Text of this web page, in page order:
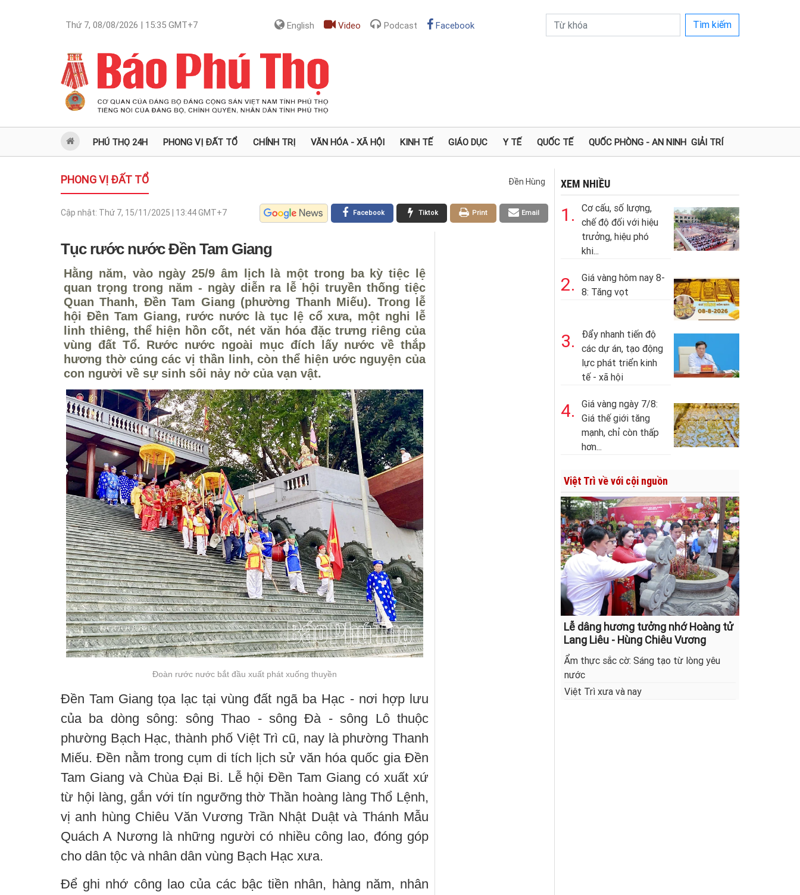
Thứ 7, 08/08/2026 | 15:35 GMT+7 English Video Podcast Facebook Tìm kiếm
PHÚ THỌ 24H PHONG VỊ ĐẤT TỔ CHÍNH TRỊ VĂN HÓA - XÃ HỘI KINH TẾ GIÁO DỤC Y TẾ QUỐC TẾ QUỐC PHÒNG - AN NINH GIẢI TRÍ
PHONG VỊ ĐẤT TỔ Đền Hùng
Cập nhật: Thứ 7, 15/11/2025 | 13:44GMT+7 Email
Print
Tiktok
Facebook
Tục rước nước Đền Tam Giang
Hằng năm, vào ngày 25/9 âm lịch là một trong ba kỳ tiệc lệ
quan trọng trong năm - ngày diễn ra lễ hội truyền thống tiệc
Quan Thanh, Đền Tam Giang (phường Thanh Miếu). Trong lễ
hội Đền Tam Giang, rước nước là tục lệ cổ xưa, một nghi lễ
linh thiêng, thể hiện hồn cốt, nét văn hóa đặc trưng riêng của
vùng đất Tổ. Rước nước ngoài mục đích lấy nước về thắp
hương thờ cúng các vị thần linh, còn thể hiện ước nguyện của
con người về sự sinh sôi nảy nở của vạn vật.
Đoàn rước nước bắt đầu xuất phát xuống thuyền
Đền Tam Giang tọa lạc tại vùng đất ngã ba Hạc - nơi hợp lưu
của ba dòng sông: sông Thao - sông Đà - sông Lô thuộc
phường Bạch Hạc, thành phố Việt Trì cũ, nay là phường Thanh
Miếu. Đền nằm trong cụm di tích lịch sử văn hóa quốc gia Đền
Tam Giang và Chùa Đại Bi. Lễ hội Đền Tam Giang có xuất xứ
từ hội làng, gắn với tín ngưỡng thờ Thần hoàng làng Thổ Lệnh,
vị anh hùng Chiêu Văn Vương Trần Nhật Duật và Thánh Mẫu
Quách A Nương là những người có nhiều công lao, đóng góp
cho dân tộc và nhân dân vùng Bạch Hạc xưa.
Để ghi nhớ công lao của các bậc tiền nhân, hàng năm, nhân
XEM NHIỀU
1.
Cơ cấu, số lượng,
chế độ đối với hiệu
trưởng, hiệu phó
khi...
2.
Giá vàng hôm nay 8-
8: Tăng vọt
3.
Đẩy nhanh tiến độ
các dự án, tạo động
lực phát triển kinh
tế - xã hội
4.
Giá vàng ngày 7/8:
Giá thế giới tăng
mạnh, chỉ còn thấp
hơn...
Việt Trì về với cội nguồn
Lễ dâng hương tưởng nhớ Hoàng tử
Lang Liêu - Hùng Chiêu Vương
Ẩm thực sắc cờ: Sáng tạo từ lòng yêu
nước
Việt Trì xưa và nay